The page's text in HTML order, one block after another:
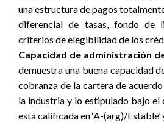
una estructura de pagos
diferencial de tasas, fondo de
criterios de elegibilidad de los
Capacidad de administración
demuestra una buena capacidad
cobranza de la cartera de
la industria y lo estipulado bajo el
está calificada en ‘A-(arg)/Estable’